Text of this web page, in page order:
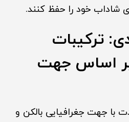
شاداب خود را حفظ کنند.
ترکیبات
اساس جهت
با جهت جغرافیایی بالکن و